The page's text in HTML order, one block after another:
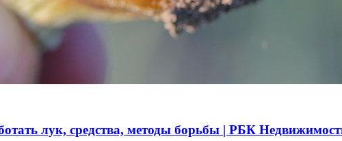
лук, средства, методы борьбы | РБК